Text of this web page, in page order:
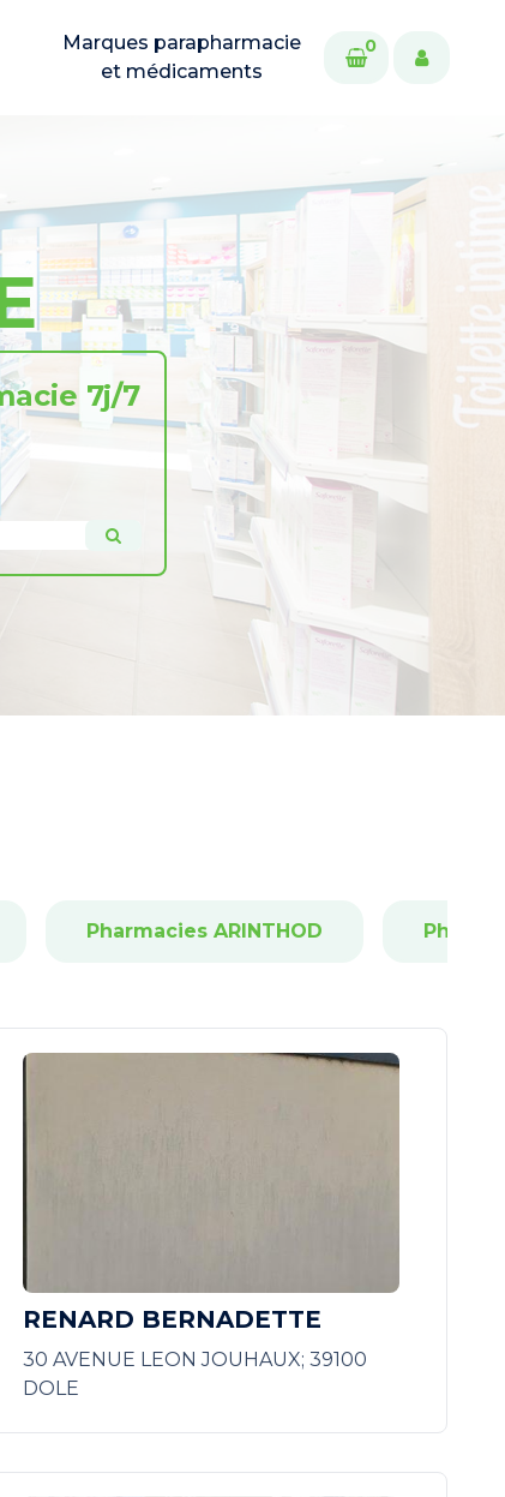
Marques parapharmacie
et médicaments
0
7j/7
Pharmacies ARINTHOD
RENARD BERNADETTE
30 AVENUE LEON JOUHAUX; 39100
DOLE